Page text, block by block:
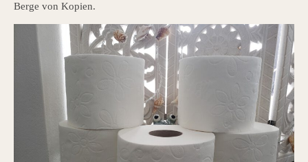
Berge von Kopien.